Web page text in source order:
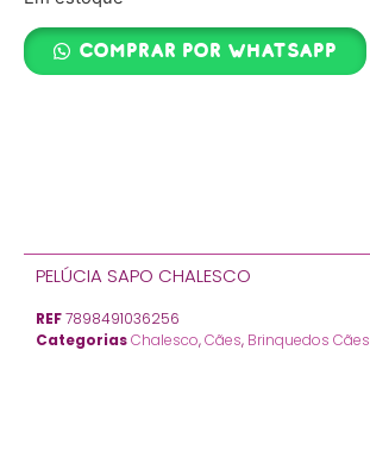
Comprar por whatsapp
PELÚCIA SAPO CHALESCO
REF7898491036256
CategoriasChalesco,Cães, Brinquedos Cães